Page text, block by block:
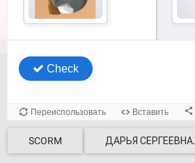
SCORM ДАРЬЯ СЕРГЕЕВНА.